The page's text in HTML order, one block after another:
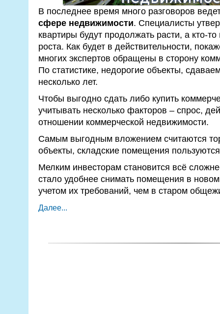
В последнее время много разговоров
сфере недвижимости. Специалисты
квартиры будут продолжать расти, а кто-то
роста. Как будет в действительности,
многих экспертов обращены в сторону
По статистике, недорогие объекты,
несколько лет.
Чтобы выгодно сдать либо купить
учитывать несколько факторов – спрос,
отношении коммерческой недвижимости.
Самым выгодным вложением считаются
объекты, складские помещения
Мелким инвесторам становится всё
стало удобнее снимать помещения в
учетом их требований, чем в старом
Далее...